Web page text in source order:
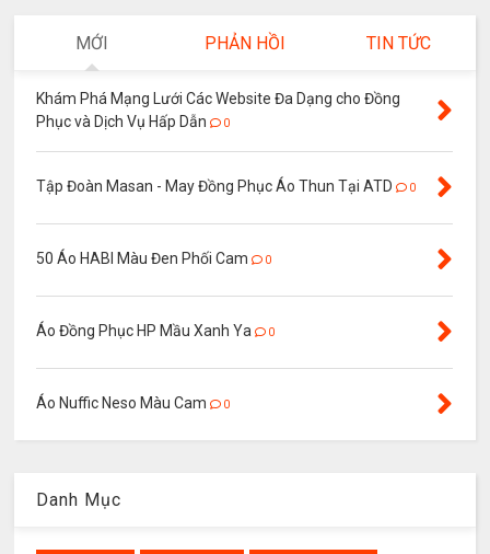
MỚI PHẢN HỒI TIN TỨC
Khám Phá Mạng Lưới Các Website Đa Dạng cho Đồng
Phục và Dịch Vụ Hấp Dẫn
0
Tập Đoàn Masan - May Đồng Phục Áo Thun Tại ATD 0
50 Áo HABI Màu Đen Phối Cam 0
Áo Đồng Phục HP Mầu Xanh Ya 0
Áo Nuffic Neso Màu Cam 0
Danh Mục